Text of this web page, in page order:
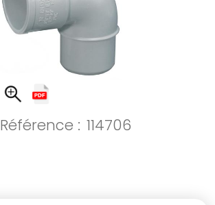
Référence : 114706